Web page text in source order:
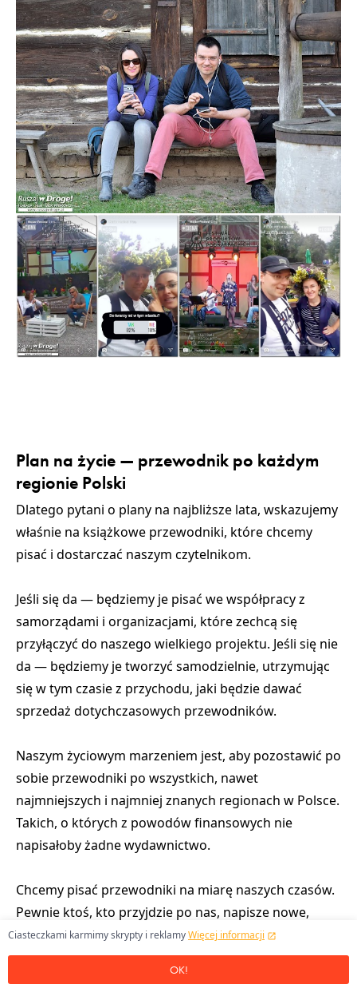
Plan na życie — przewodnik po każdym
regionie Polski
Dlatego pytani o plany na najbliższe lata, wskazujemy
właśnie na książkowe przewodniki, które chcemy
pisać i dostarczać naszym czytelnikom.
Jeśli się da — będziemy je pisać we współpracy z
samorządami i organizacjami, które zechcą się
przyłączyć do naszego wielkiego projektu. Jeśli się nie
da — będziemy je tworzyć samodzielnie, utrzymując
się w tym czasie z przychodu, jaki będzie dawać
sprzedaż dotychczasowych przewodników.
Naszym życiowym marzeniem jest, aby pozostawić po
sobie przewodniki po wszystkich, nawet
najmniejszych i najmniej znanych regionach w Polsce.
Takich, o których z powodów finansowych nie
napisałoby żadne wydawnictwo.
Chcemy pisać przewodniki na miarę naszych czasów.
Pewnie ktoś, kto przyjdzie po nas, napisze nowe,
lepsze. Mam jednak nieodparte wrażenie, że od
czasów Elżbiety Dzikowskiej nikt na poważnie nie
postawił sobie takiego życiowego celu.
Ciasteczkami karmimy skrypty i reklamyWięcej informacji
OK!